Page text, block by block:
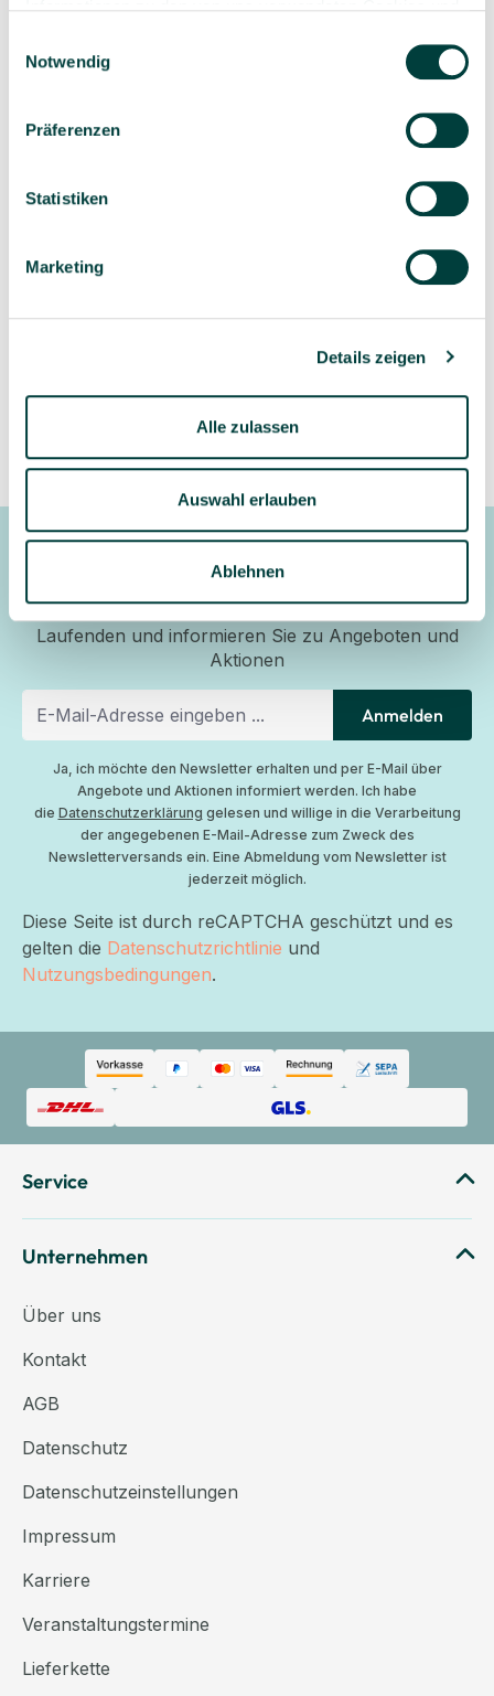
schutz­erklärung
Notwendig
Präferenzen
Statistiken
Marketing
Details zeigen
Alle zulassen
Auswahl erlauben
Ablehnen
Zum Happy Kidz Webshop
Newsletter
Gerne halten wir Sie mit unserem Newsletter auf dem
Laufenden und informieren Sie zu Angeboten und
Aktionen
Anmelden
Ja, ich möchte den Newsletter erhalten und per E-Mail über
Angebote und Aktionen informiert werden. Ich habe
die Datenschutzerklärung gelesen und willige in die Verarbeitung
der angegebenen E-Mail-Adresse zum Zweck des
Newsletterversands ein. Eine Abmeldung vom Newsletter ist
jederzeit möglich.
Diese Seite ist durch reCAPTCHA geschützt und es
gelten die Datenschutzrichtlinie und
Nutzungsbedingungen.
Service
Unternehmen
Über uns
Kontakt
AGB
Datenschutz
Datenschutzeinstellungen
Impressum
Karriere
Veranstaltungstermine
Lieferkette